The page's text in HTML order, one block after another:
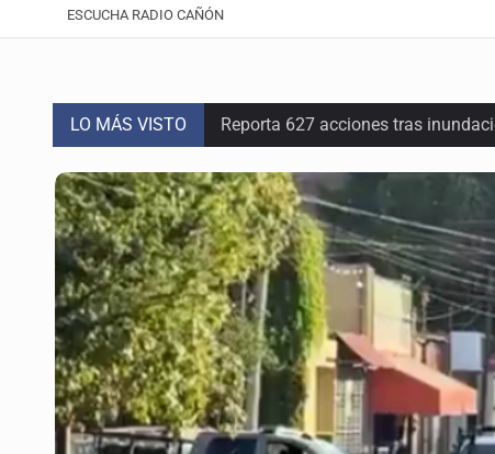
ESCUCHA RADIO CAÑÓN
LO MÁS VISTO Reporta 627 acciones tras
Fiscalía continúa búsqueda de
Proponen consulta popular por
Buscan a otros tres por
Fiscalías, SIAPA y transporte,
Que el IPEJAL encabece la lista
Critican inoperancia de la ASEJ
Catean centro de operaciones de